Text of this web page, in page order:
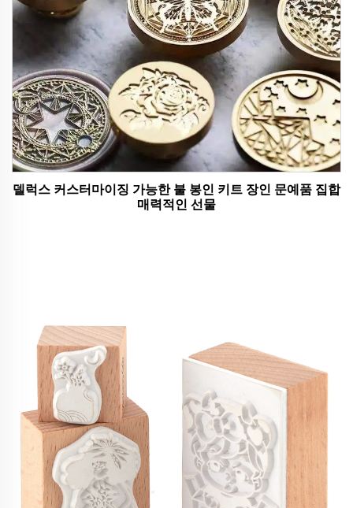
델럭스 커스터마이징 가능한 불 봉인 키트 장인 문예품 집합
매력적인 선물